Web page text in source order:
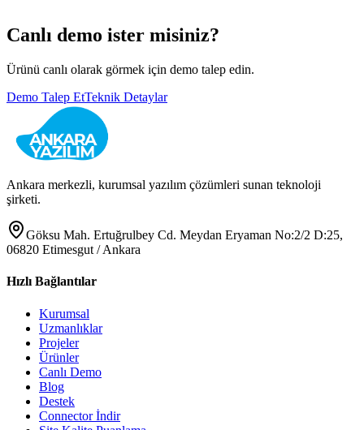
Canlı demo ister misiniz?
Ürünü canlı olarak görmek için demo talep edin.
Demo Talep EtTeknik Detaylar
Ankara merkezli, kurumsal yazılım çözümleri sunan teknoloji
şirketi.
Göksu Mah. Ertuğrulbey Cd. Meydan Eryaman No:2/2 D:25,
06820 Etimesgut / Ankara
Hızlı Bağlantılar
Kurumsal
Uzmanlıklar
Projeler
Ürünler
Canlı Demo
Blog
Destek
Connector İndir